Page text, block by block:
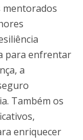
mentorados
para enfrentar
a
Também os
enriquecer